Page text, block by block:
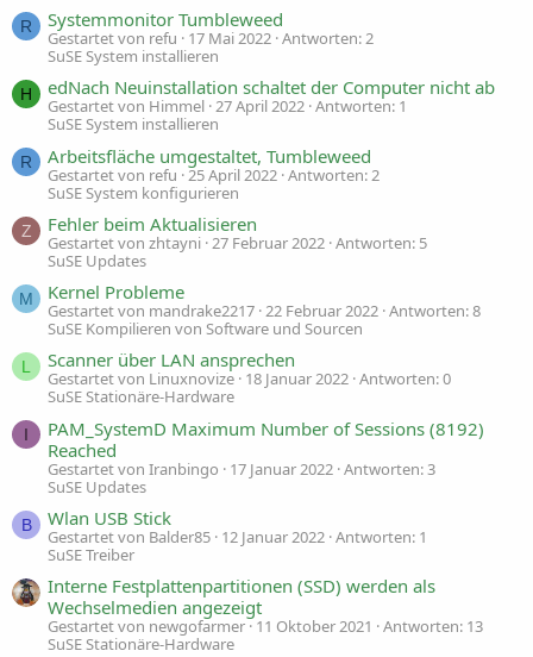
R Systemmonitor Tumbleweed
Gestartet von refu 17 Mai 2022 Antworten: 2
SuSE System installieren
H edNach Neuinstallation schaltet der Computer nicht ab
Gestartet von Himmel 27 April 2022 Antworten: 1
SuSE System installieren
R Arbeitsfläche umgestaltet, Tumbleweed
Gestartet von refu 25 April 2022 Antworten: 2
SuSE System konfigurieren
Z Fehler beim Aktualisieren
Gestartet von zhtayni 27 Februar 2022 Antworten: 5
SuSE Updates
M Kernel Probleme
Gestartet von mandrake2217 22 Februar 2022 Antworten: 8
SuSE Kompilieren von Software und Sourcen
L Scanner über LAN ansprechen
Gestartet von Linuxnovize 18 Januar 2022 Antworten: 0
SuSE Stationäre-Hardware
I
PAM_SystemD Maximum Number of Sessions (8192)
Reached
Gestartet von Iranbingo 17 Januar 2022 Antworten: 3
SuSE Updates
B Wlan USB Stick
Gestartet von Balder85 12 Januar 2022 Antworten: 1
SuSE Treiber
Interne Festplattenpartitionen (SSD) werden als
Wechselmedien angezeigt
Gestartet von newgofarmer 11 Oktober 2021
Antworten: 13
SuSE Stationäre-Hardware